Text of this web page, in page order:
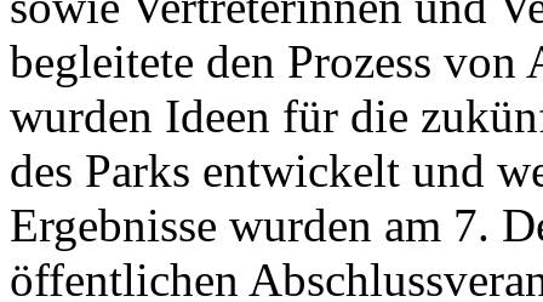
begleitete den Prozess
wurden Ideen für die
des Parks entwickelt und
Ergebnisse wurden am 7.
öffentlichen